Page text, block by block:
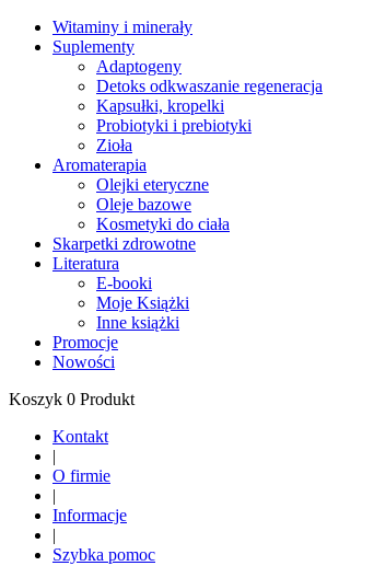
Witaminy i minerały
Suplementy
Adaptogeny
Detoks odkwaszanie regeneracja
Kapsułki, kropelki
Probiotyki i prebiotyki
Zioła
Aromaterapia
Olejki eteryczne
Oleje bazowe
Kosmetyki do ciała
Skarpetki zdrowotne
Literatura
E-booki
Moje Książki
Inne książki
Promocje
Nowości
Koszyk 0 Produkt
Kontakt
|
O firmie
|
Informacje
|
Szybka pomoc